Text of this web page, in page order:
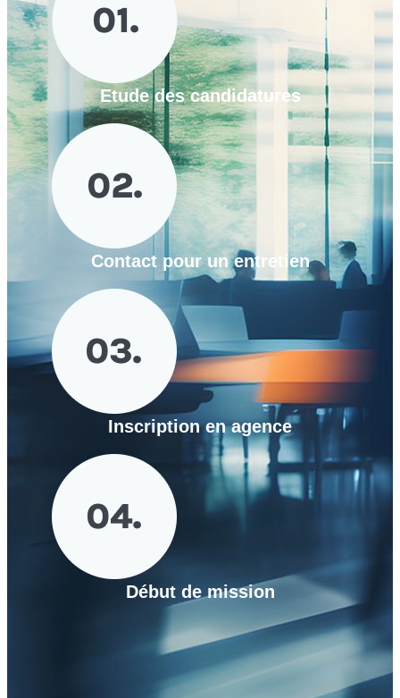
Etude des candidatures
Contact pour un entretien
Inscription en agence
Début de mission